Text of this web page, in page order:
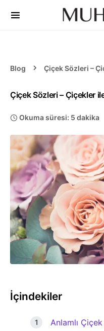
Blog Çiçek Sözleri –
Çiçek Sözleri – Çiçekler
Okuma süresi: 5 dakika
İçindekiler
Anlamlı